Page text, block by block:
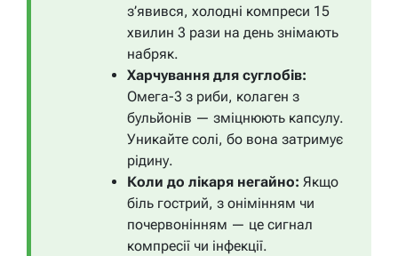
з’явився, холодні компреси 15
хвилин 3 рази на день знімають
набряк.
Харчування для суглобів:
Омега-3 з риби, колаген з
бульйонів — зміцнюють капсулу.
Уникайте солі, бо вона затримує
рідину.
Коли до лікаря негайно: Якщо
біль гострий, з онімінням чи
почервонінням — це сигнал
компресії чи інфекції.